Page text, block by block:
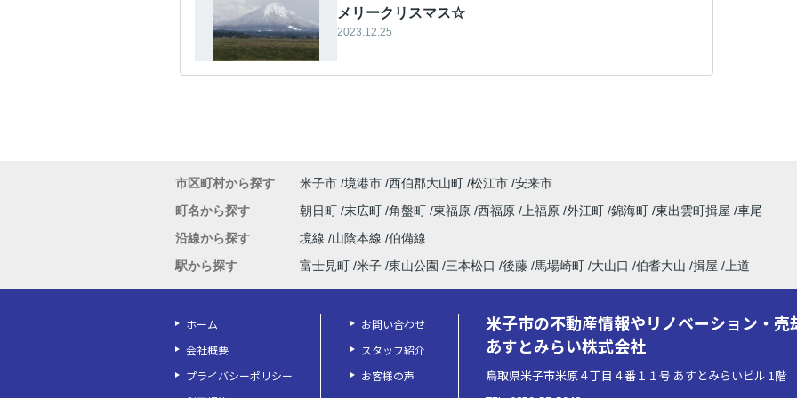
メリークリスマス☆
2023.12.25
市区町村から探す 米子市 境港市 西伯郡大山町 松江市 安来市
町名から探す
朝日町 末広町 角盤町 東福原 西福原 上福原 外江町 錦海町 東出雲町揖屋 車尾
沿線から探す
境線 山陰本線 伯備線
駅から探す
富士見町 米子 東山公園 三本松口 後藤 馬場崎町 大山口 伯耆大山 揖屋 上道
ホーム
会社概要
プライバシーポリシー
お問い合わせ
スタッフ紹介
お客様の声
米子市の不動産情報やリノベーション・売
あすとみらい株式会社
鳥取県米子市米原４丁目４番１１号 あすとみらいビル 1階